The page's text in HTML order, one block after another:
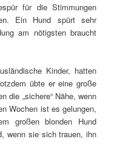
für die Stimmungen
Ein Hund spürt sehr
am nötigsten braucht
Kinder, hatten
übte er eine große
die „sichere“ Nähe, wenn
Wochen ist es gelungen,
großen blonden Hund
wenn sie sich trauen, ihn